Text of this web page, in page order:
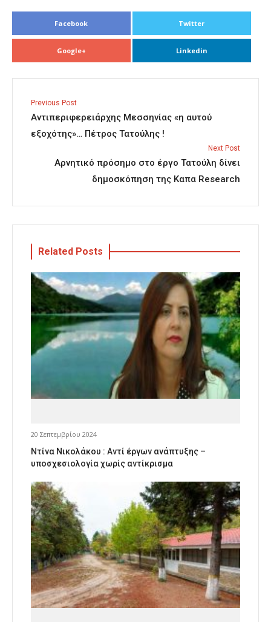
Facebook Twitter
Google+ Linkedin
Previous Post
Αντιπεριφερειάρχης Μεσσηνίας «η αυτού
εξοχότης»… Πέτρος Τατούλης !
Next Post
Αρνητικό πρόσημο στο έργο Τατούλη δίνει
δημοσκόπηση της Καπα Research
Related Posts
20 Σεπτεμβρίου 2024
Ντίνα Νικολάκου : Αντί έργων ανάπτυξης –
υποσχεσιολογία χωρίς αντίκρισμα